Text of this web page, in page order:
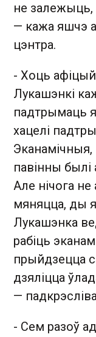
не залежыць,
— кажа яшчэ
цэнтра.
- Хоць
Лукашэнкі
падтрымаць
хацелі
павінны
Але нічога
мяняцца, ды
Лукашэнка
рабіць
прыйдзецца
дзяліцца
—
- Сем разоў